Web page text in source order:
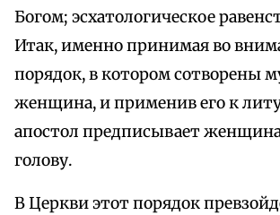
Богом; эсхатологическое
Итак, именно принимая во
порядок, в котором сотворены
женщина, и применив его к
апостол предписывает
голову.
В Церкви этот порядок